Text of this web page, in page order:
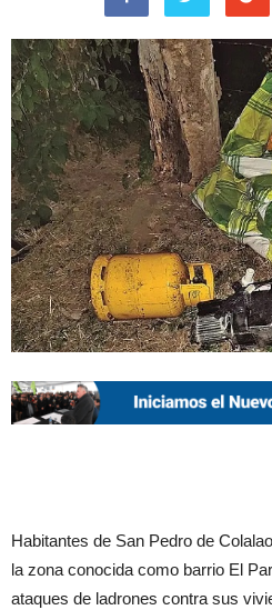
Habitantes de San Pedro de
la zona conocida como barrio El
ataques de ladrones contra sus